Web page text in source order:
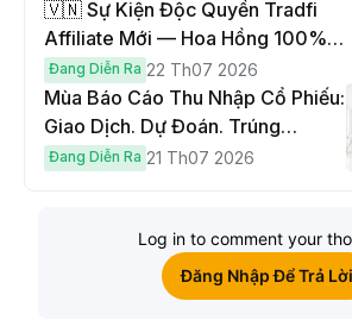
🇻🇳 Sự Kiện Độc Quyền Tradfi
Affiliate Mới — Hoa Hồng 100% &
Hoàn Phí Qua Đêm
Đang Diễn Ra 22 Th07 2026
Mùa Báo Cáo Thu Nhập Cổ Phiếu:
Giao Dịch. Dự Đoán. Trúng
Cybertruck!
Đang Diễn Ra 21 Th07 2026
Log in to comment your
Đăng Nhập Để Trả Lời